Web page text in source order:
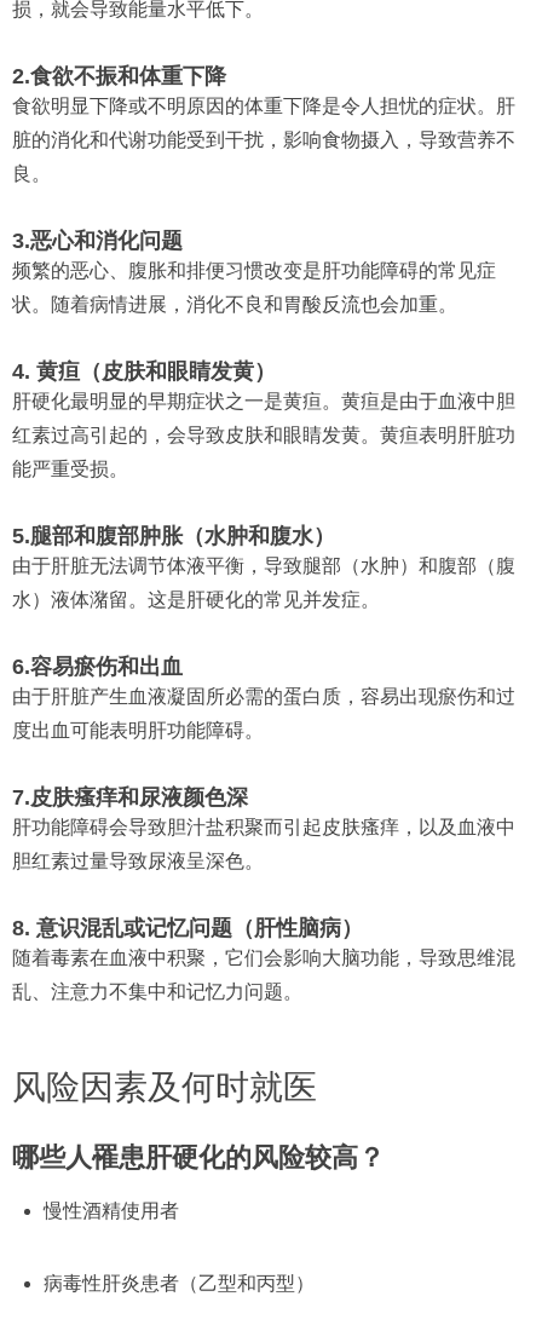
损，就会导致能量水平低下。
2.食欲不振和体重下降
食欲明显下降或不明原因的体重下降是令人担忧的症状。肝
脏的消化和代谢功能受到干扰，影响食物摄入，导致营养不
良。
3.恶心和消化问题
频繁的恶心、腹胀和排便习惯改变是肝功能障碍的常见症
状。随着病情进展，消化不良和胃酸反流也会加重。
4. 黄疸（皮肤和眼睛发黄）
肝硬化最明显的早期症状之一是黄疸。黄疸是由于血液中胆
红素过高引起的，会导致皮肤和眼睛发黄。黄疸表明肝脏功
能严重受损。
5.腿部和腹部肿胀（水肿和腹水）
由于肝脏无法调节体液平衡，导致腿部（水肿）和腹部（腹
水）液体潴留。这是肝硬化的常见并发症。
6.容易瘀伤和出血
由于肝脏产生血液凝固所必需的蛋白质，容易出现瘀伤和过
度出血可能表明肝功能障碍。
7.皮肤瘙痒和尿液颜色深
肝功能障碍会导致胆汁盐积聚而引起皮肤瘙痒，以及血液中
胆红素过量导致尿液呈深色。
8. 意识混乱或记忆问题（肝性脑病）
随着毒素在血液中积聚，它们会影响大脑功能，导致思维混
乱、注意力不集中和记忆力问题。
风险因素及何时就医
哪些人罹患肝硬化的风险较高？
慢性酒精使用者
病毒性肝炎患者（乙型和丙型）